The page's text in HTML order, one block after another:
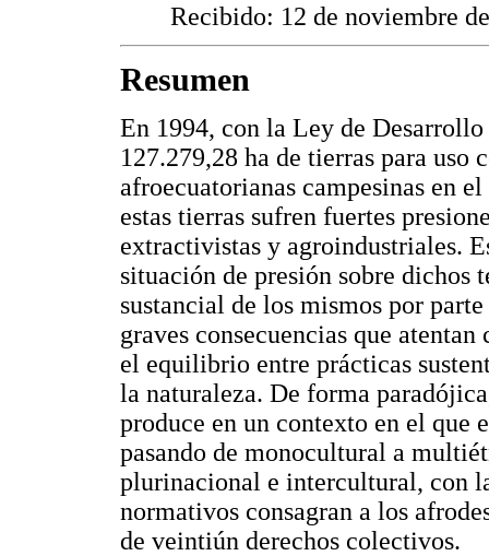
Recibido: 12 de noviembre
Resumen
En 1994, con la Ley de
127.279,28 ha de tierras para uso
afroecuatorianas campesinas en
estas tierras sufren fuertes
extractivistas y agroindustriales.
situación de presión sobre
sustancial de los mismos por
graves consecuencias que
el equilibrio entre prácticas
la naturaleza. De forma
produce en un contexto en el que
pasando de monocultural a
plurinacional e intercultural, con
normativos consagran a los
de veintiún derechos colectivos.